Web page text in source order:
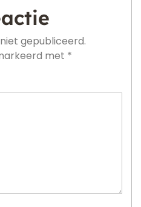
gepubliceerd.
met *